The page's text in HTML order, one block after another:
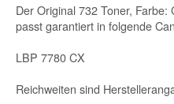
Der Original 732 Toner,
passt garantiert in folgende
LBP 7780 CX
Reichweiten sind